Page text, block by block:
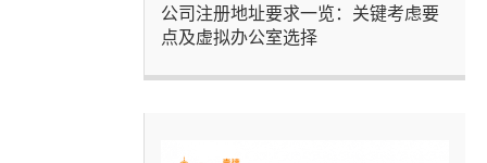
公司注册地址要求一览：关键考虑要
点及虚拟办公室选择